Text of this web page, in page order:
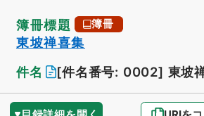
簿冊標題 簿冊
東坡禅喜集
件名
[件名番号: 0002] 東坡